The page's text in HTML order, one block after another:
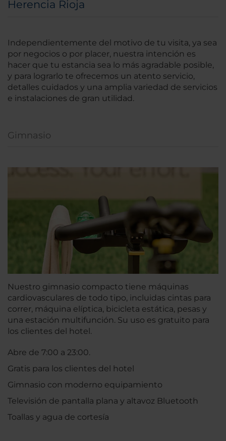
Herencia Rioja
Independientemente del motivo de tu visita, ya sea
por negocios o por placer, nuestra intención es
hacer que tu estancia sea lo más agradable posible,
y para lograrlo te ofrecemos un atento servicio,
detalles cuidados y una amplia variedad de servicios
e instalaciones de gran utilidad.
Gimnasio
Nuestro gimnasio compacto tiene máquinas
cardiovasculares de todo tipo, incluidas cintas para
correr, máquina elíptica, bicicleta estática, pesas y
una estación multifunción. Su uso es gratuito para
los clientes del hotel.
Abre de 7:00 a 23:00.
Gratis para los clientes del hotel
Gimnasio con moderno equipamiento
Televisión de pantalla plana y altavoz Bluetooth
Toallas y agua de cortesía